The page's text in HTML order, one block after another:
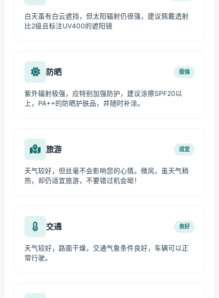
白天虽有白云遮挡，但太阳辐射仍很强，建议佩戴透射
比2级且标注UV400的遮阳镜
防晒 极强
紫外辐射极强，应特别加强防护，建议涂擦SPF20以
上，PA++的防晒护肤品，并随时补涂。
旅游 适宜
天气较好，但丝毫不会影响您的心情。微风，虽天气稍
热，却仍适宜旅游，不要错过机会呦！
交通 良好
天气较好，路面干燥，交通气象条件良好，车辆可以正
常行驶。